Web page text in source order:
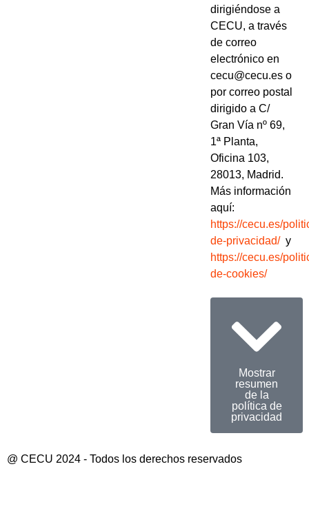
dirigiéndose a
CECU, a través
de correo
electrónico en
cecu@cecu.es o
por correo postal
dirigido a C/
Gran Vía nº 69,
1ª Planta,
Oficina 103,
28013, Madrid.
Más información
aquí:
https://cecu.es/
de-privacidad/y
https://cecu.es/
de-cookies/
Mostrar
resumen
de la
política de
privacidad
@ CECU 2024 - Todos los derechos reservados